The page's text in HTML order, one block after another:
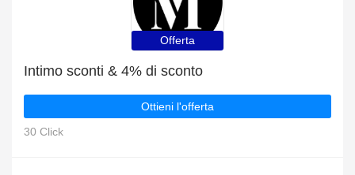
Offerta
Intimo sconti & 4% di sconto
Ottieni l'offerta
30 Click